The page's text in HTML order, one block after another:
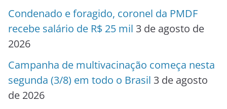
Condenado e foragido, coronel da PMDF
recebe salário de R$ 25 mil 3 de agosto de
2026
Campanha de multivacinação começa nesta
segunda (3/8) em todo o Brasil 3 de agosto
de 2026